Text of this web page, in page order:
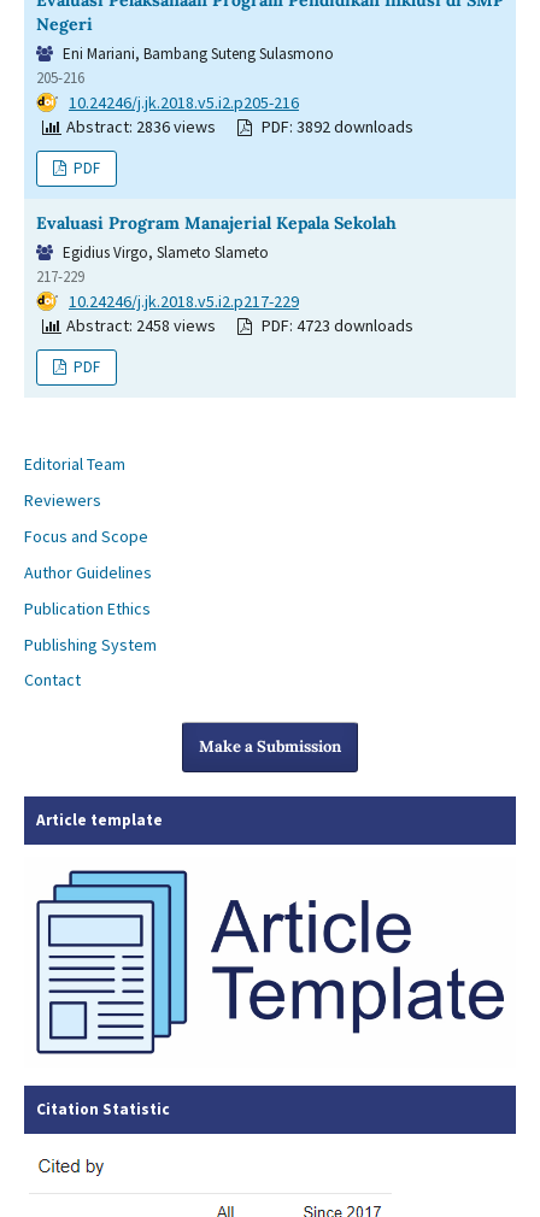
Negeri
Eni Mariani, Bambang Suteng Sulasmono
205-216
DOI: 10.24246/j.jk.2018.v5.i2.p205-216
Abstract: 2836 views
PDF: 3892 downloads
PDF
Evaluasi Program Manajerial Kepala Sekolah
Egidius Virgo, Slameto Slameto
217-229
DOI: 10.24246/j.jk.2018.v5.i2.p217-229
Abstract: 2458 views
PDF: 4723 downloads
PDF
Editorial Team
Reviewers
Focus and Scope
Author Guidelines
Publication Ethics
Publishing System
Contact
Make a Submission
Article template
Citation Statistic